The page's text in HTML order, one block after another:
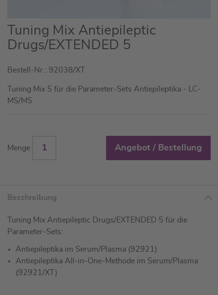
Zum
Anfang
der
springen
Tuning Mix Antiepileptic
Drugs/EXTENDED 5
Bestell-Nr.: 92038/XT
Tuning Mix 5 für die Parameter-Sets Antiepileptika - LC-
MS/MS
Menge Angebot / Bestellung
Beschreibung
Tuning Mix Antiepileptic Drugs/EXTENDED 5 für die
Parameter-Sets:
Antiepileptika im Serum/Plasma (92921)
Antiepileptika All-in-One-Methode im Serum/Plasma
(92921/XT)